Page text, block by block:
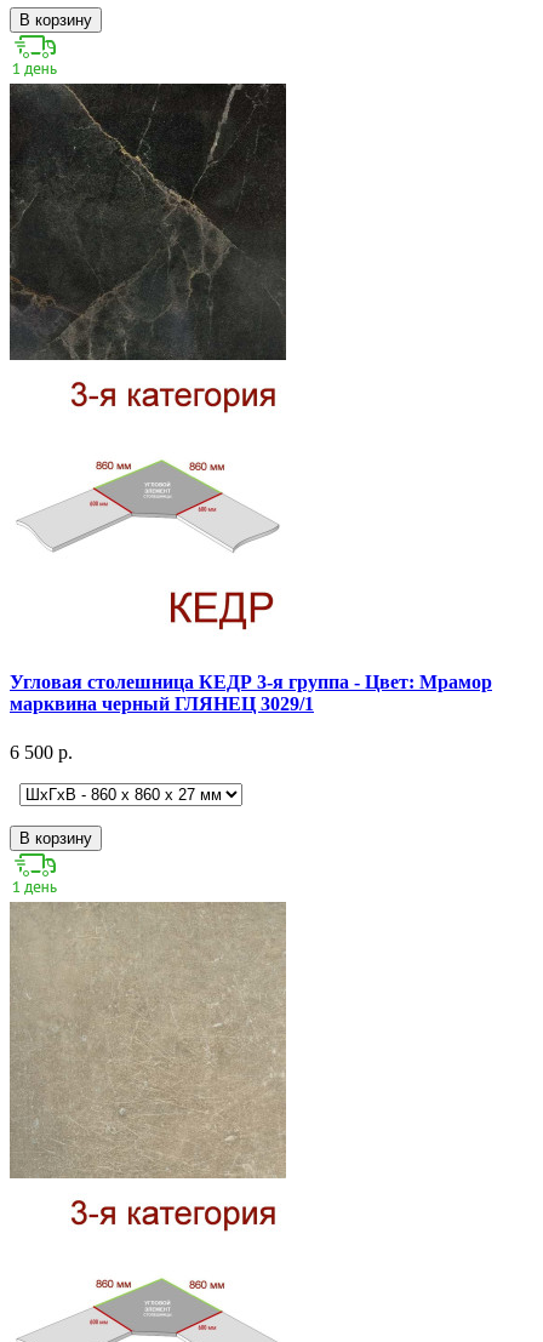
В корзину
Угловая столешница КЕДР 3-я группа - Цвет: Мрамор
марквина черный ГЛЯНЕЦ 3029/1
6 500 р.
В корзину